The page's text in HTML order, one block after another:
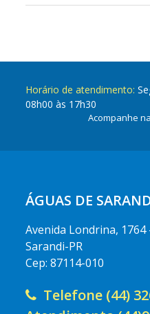
Horário de atendimento:
08h00 às 17h30
Acompanhe
ÁGUAS DE
Avenida Londrina,
Sarandi-PR
Cep: 87114-010
Telefone (44)